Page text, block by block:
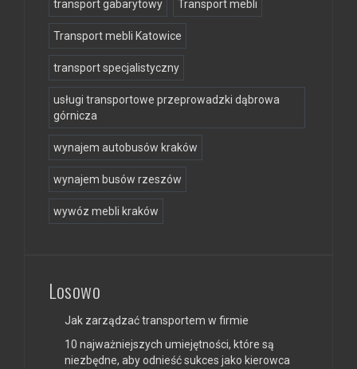
transport gabarytowy Transport mebli
Transport mebli Katowice
transport specjalistyczny
usługi transportowe przeprowadzki dąbrowa
górnicza
wynajem autobusów kraków
wynajem busów rzeszów
wywóz mebli kraków
Losowo
Jak zarządzać transportem w firmie
10 najważniejszych umiejętności, które są
niezbędne, aby odnieść sukces jako kierowca